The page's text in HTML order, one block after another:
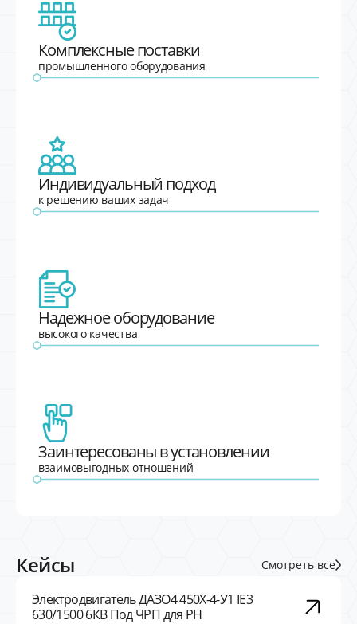
Комплексные поставки
промышленного оборудования
Индивидуальный подход
к решению ваших задач
Надежное оборудование
высокого качества
Заинтересованы в установлении
взаимовыгодных отношений
Кейсы Смотреть все
Электродвигатель ДАЗО4 450Х-4-У1 IE3
630/1500 6КВ Под ЧРП для РН